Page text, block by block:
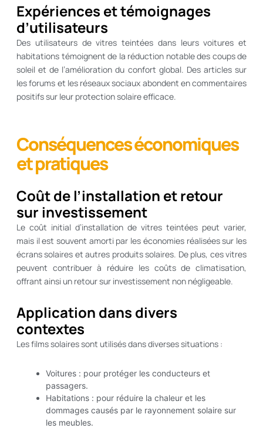
Expériences et témoignages
d’utilisateurs
Des utilisateurs de vitres teintées dans leurs voitures et
habitations témoignent de la réduction notable des coups de
soleil et de l’amélioration du confort global. Des articles sur
les forums et les réseaux sociaux abondent en commentaires
positifs sur leur protection solaire efficace.
Conséquences économiques
et pratiques
Coût de l’installation et retour
sur investissement
Le coût initial d’installation de vitres teintées peut varier,
mais il est souvent amorti par les économies réalisées sur les
écrans solaires et autres produits solaires. De plus, ces vitres
peuvent contribuer à réduire les coûts de climatisation,
offrant ainsi un retour sur investissement non négligeable.
Application dans divers
contextes
Les films solaires sont utilisés dans diverses situations :
Voitures : pour protéger les conducteurs et
passagers.
Habitations : pour réduire la chaleur et les
dommages causés par le rayonnement solaire sur
les meubles.